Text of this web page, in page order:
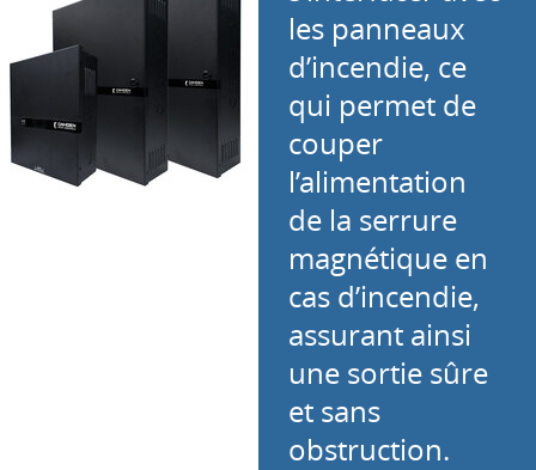
les panneaux
d’incendie, ce
qui permet de
couper
l’alimentation
de la serrure
magnétique en
cas d’incendie,
assurant ainsi
une sortie sûre
et sans
obstruction.